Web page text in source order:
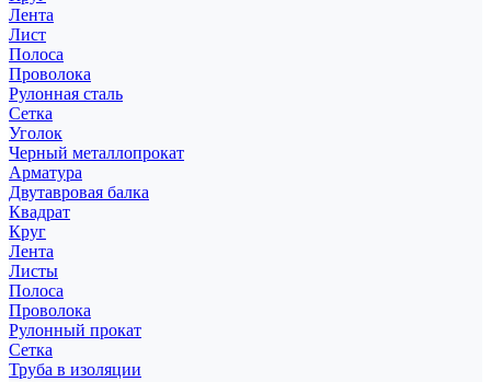
Лента
Лист
Полоса
Проволока
Рулонная сталь
Сетка
Уголок
Черный металлопрокат
Арматура
Двутавровая балка
Квадрат
Круг
Лента
Листы
Полоса
Проволока
Рулонный прокат
Сетка
Труба в изоляции